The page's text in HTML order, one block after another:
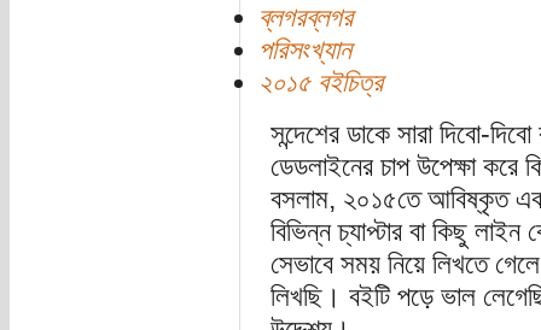
ব্লগরব্লগর
পরিসংখ্যান
২০১৫ বইচিত্র
সন্দেশের ডাকে সারা দিবো-
ডেডলাইনের চাপ উপেক্ষা করে
বসলাম, ২০১৫তে আবিষ্কৃত
বিভিন্ন চ্যাপ্টার বা কিছু
সেভাবে সময় নিয়ে লিখতে
লিখছি। বইটি পড়ে ভাল